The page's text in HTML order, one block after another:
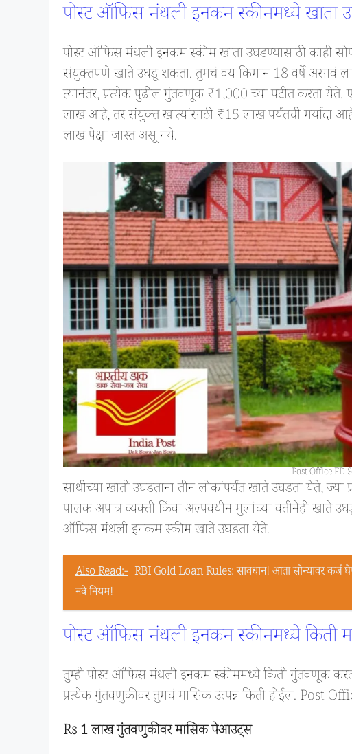
पोस्ट ऑफिस मंथली इनकम स्कीममध्ये खाता
पोस्ट ऑफिस मंथली इनकम स्कीम खाता उघडण्यासाठी काही
संयुक्तपणे खाते उघडू शकता. तुमचं वय किमान 18 वर्षे असावं
त्यानंतर, प्रत्येक पुढील गुंतवणूक ₹1,000 च्या पटीत करता येते.
लाख आहे, तर संयुक्त खात्यांसाठी ₹15 लाख पर्यंतची
लाख पेक्षा जास्त असू नये.
Post Office FD
साथीच्या खाती उघडताना तीन लोकांपर्यंत खाते उघडता येते,
पालक अपात्र व्यक्ती किंवा अल्पवयीन मुलांच्या वतीनेही खाते
ऑफिस मंथली इनकम स्कीम खाते उघडता येते.
Also Read:- RBI Gold Loan Rules: सावधान! आता सोन्यावर कर्ज
नवे नियम!
पोस्ट ऑफिस मंथली इनकम स्कीममध्ये किती
तुम्ही पोस्ट ऑफिस मंथली इनकम स्कीममध्ये किती गुंतवणूक
प्रत्येक गुंतवणुकीवर तुमचं मासिक उत्पन्न किती होईल. Post
Rs 1 लाख गुंतवणुकीवर मासिक पेआउट्स